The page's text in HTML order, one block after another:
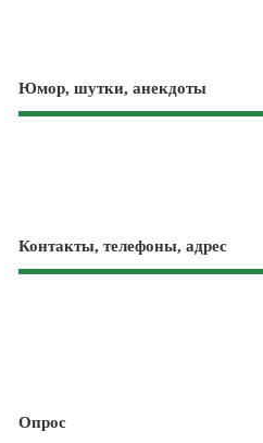
Юмор, шутки, анекдоты
Контакты, телефоны, адрес
Опрос